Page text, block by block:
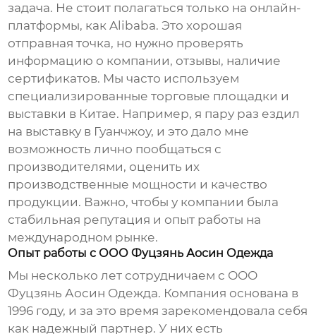
задача. Не стоит полагаться только на онлайн-
платформы, как Alibaba. Это хорошая
отправная точка, но нужно проверять
информацию о компании, отзывы, наличие
сертификатов. Мы часто используем
специализированные торговые площадки и
выставки в Китае. Например, я пару раз ездил
на выставку в Гуанчжоу, и это дало мне
возможность лично пообщаться с
производителями, оценить их
производственные мощности и качество
продукции. Важно, чтобы у компании была
стабильная репутация и опыт работы на
международном рынке.
Опыт работы с ООО Фуцзянь Аосин Одежда
Мы несколько лет сотрудничаем с ООО
Фуцзянь Аосин Одежда. Компания основана в
1996 году, и за это время зарекомендовала себя
как надежный партнер. У них есть